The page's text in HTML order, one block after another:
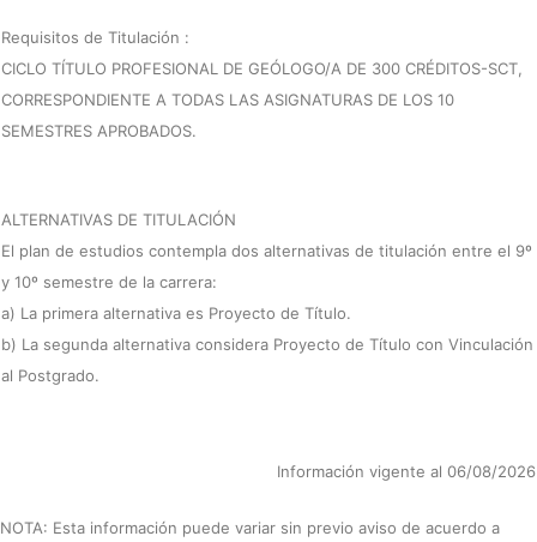
Requisitos de Titulación :
CICLO TÍTULO PROFESIONAL DE GEÓLOGO/A DE 300 CRÉDITOS-SCT,
CORRESPONDIENTE A TODAS LAS ASIGNATURAS DE LOS 10
SEMESTRES APROBADOS.
ALTERNATIVAS DE TITULACIÓN
El plan de estudios contempla dos alternativas de titulación entre el 9º
y 10º semestre de la carrera:
a) La primera alternativa es Proyecto de Título.
b) La segunda alternativa considera Proyecto de Título con Vinculación
al Postgrado.
Información vigente al 06/08/2026
NOTA: Esta información puede variar sin previo aviso de acuerdo a